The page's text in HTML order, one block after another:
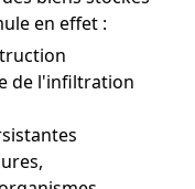
en effet :
de l'infiltration